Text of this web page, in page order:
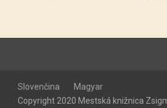
Slovenčina
Magyar
Copyright 2020 Mestská knižnica